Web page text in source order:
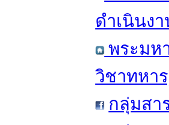
ดำเนินง
พระมห
วิชาทหา
กลุ่มสา